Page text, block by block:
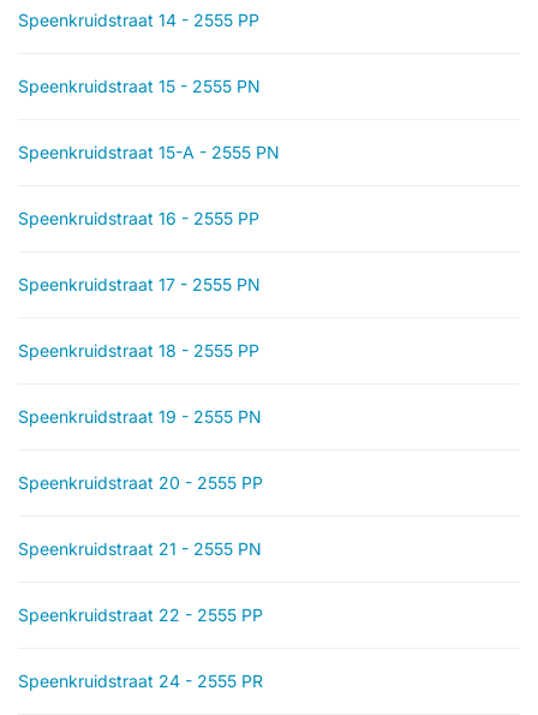
Speenkruidstraat 14 - 2555 PP
Speenkruidstraat 15 - 2555 PN
Speenkruidstraat 15-A - 2555 PN
Speenkruidstraat 16 - 2555 PP
Speenkruidstraat 17 - 2555 PN
Speenkruidstraat 18 - 2555 PP
Speenkruidstraat 19 - 2555 PN
Speenkruidstraat 20 - 2555 PP
Speenkruidstraat 21 - 2555 PN
Speenkruidstraat 22 - 2555 PP
Speenkruidstraat 24 - 2555 PR